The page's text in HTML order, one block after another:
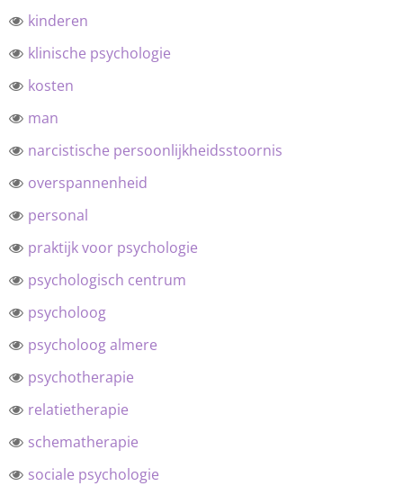
kinderen
klinische psychologie
kosten
man
narcistische persoonlijkheidsstoornis
overspannenheid
personal
praktijk voor psychologie
psychologisch centrum
psycholoog
psycholoog almere
psychotherapie
relatietherapie
schematherapie
sociale psychologie